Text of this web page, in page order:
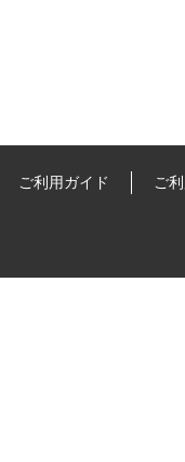
ご利用ガイド ご